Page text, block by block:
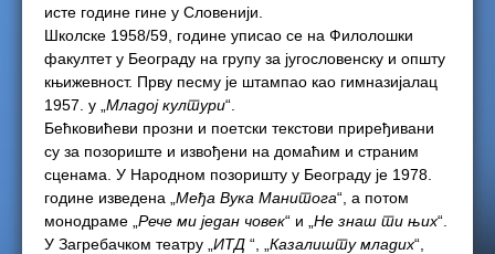
исте године гине у Словенији.
Школске 1958/59, године уписао се на Филолошки
факултет у Београду на групу за југословенску и општу
књижевност. Прву песму је штампао као гимназијалац
1957. у „ Младој култури“.
Бећковићеви прозни и поетски текстови приређивани
су за позориште и извођени на домаћим и страним
сценама. У Народном позоришту у Београду је 1978.
године изведена „ Међа Вука Манитога“, а потом
монодраме „ Рече ми један човек“ и „ Не знаш ти њих“.
У Загребачком театру „ ИТД “, „ Казалишту младих“,